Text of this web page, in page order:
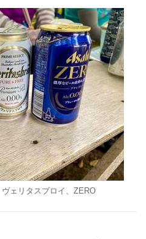
ェリタスブロイ、ZERO